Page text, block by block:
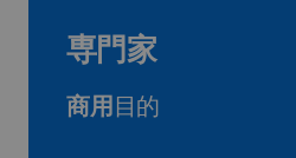
専門家
商用 目的